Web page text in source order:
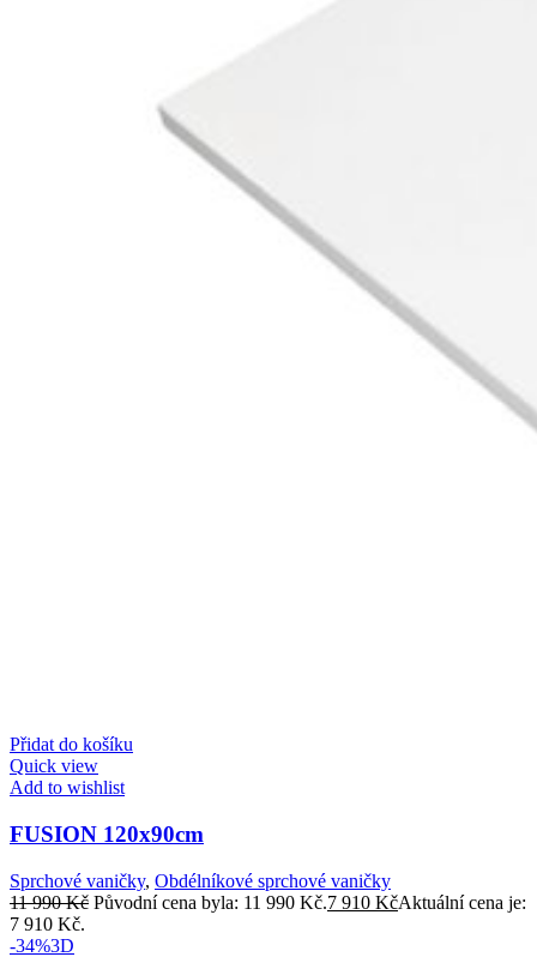
Přidat do košíku
Quick view
Add to wishlist
FUSION 120x90cm
Sprchové vaničky, Obdélníkové sprchové vaničky
11 990Kč Původní cena byla: 11 990 Kč.7 910 KčAktuální cena je:
7 910 Kč.
-34%3D